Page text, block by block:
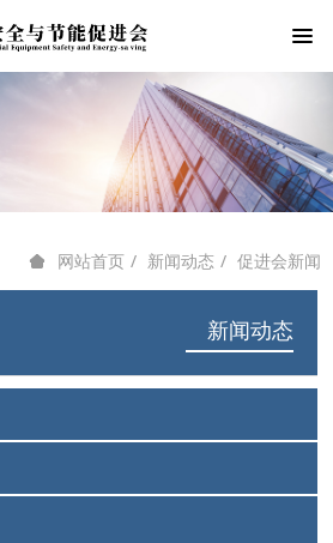
新闻动态
网站首页 新闻动态 促进会新闻